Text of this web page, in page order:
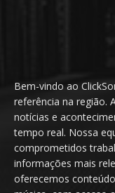
Bem-vindo ao
referência na região.
notícias e
tempo real. Nossa
comprometidos
informações mais
oferecemos